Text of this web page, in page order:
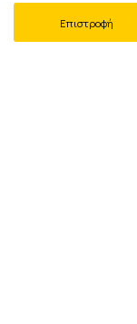
Επιστροφή